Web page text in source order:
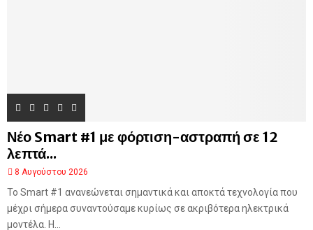
Νέο Smart #1 με φόρτιση-αστραπή σε 12
λεπτά...
8 Αυγούστου 2026
Το Smart #1 ανανεώνεται σημαντικά και αποκτά τεχνολογία που
μέχρι σήμερα συναντούσαμε κυρίως σε ακριβότερα ηλεκτρικά
μοντέλα. Η...